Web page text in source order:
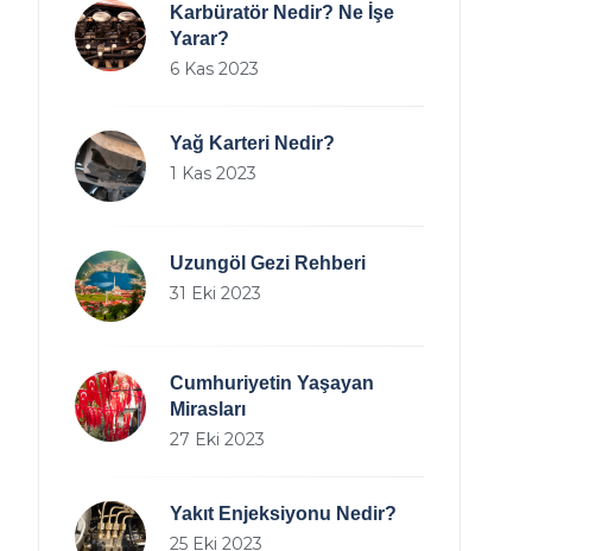
Karbüratör Nedir? Ne İşe
Yarar?
6 Kas 2023
Yağ Karteri Nedir?
1 Kas 2023
Uzungöl Gezi Rehberi
31 Eki 2023
Cumhuriyetin Yaşayan
Mirasları
27 Eki 2023
Yakıt Enjeksiyonu Nedir?
25 Eki 2023